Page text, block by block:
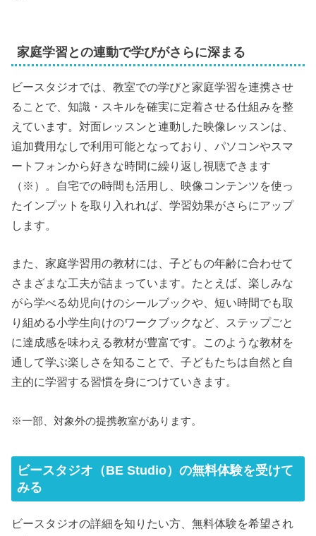
家庭学習との連動で学びがさらに深まる
ビースタジオでは、教室での学びと家庭学習を連携させ
ることで、知識・スキルを確実に定着させる仕組みを整
えています。対面レッスンと連動した映像レッスンは、
追加費用なしで利用可能となっており、パソコンやスマ
ートフォンから好きな時間に繰り返し視聴できます
（※）。自宅での時間も活用し、映像コンテンツを使っ
たインプットを取り入れれば、学習効果がさらにアップ
します。
また、家庭学習用の教材には、子どもの年齢に合わせて
さまざまな工夫が詰まっています。たとえば、楽しみな
がら学べる幼児向けのシールブックや、短い時間でも取
り組める小学生向けのワークブックなど、ステップごと
に達成感を味わえる教材が豊富です。このような教材を
通して学ぶ楽しさを知ることで、子どもたちは自然と自
主的に学習する習慣を身につけていきます。
※一部、対象外の提携教室があります。
ビースタジオ（BE Studio）の無料体験を受けて
みる
ビースタジオの詳細を知りたい方、無料体験を希望され